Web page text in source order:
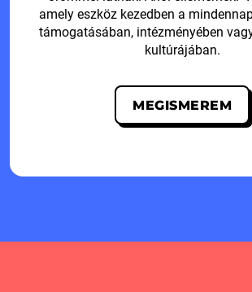
amely eszköz kezedben a
támogatásában, intézményében
kultúrájában.
MEGISMEREM